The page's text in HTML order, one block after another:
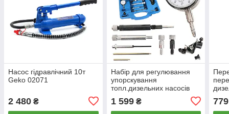
Насос гідравлічний 10т
Geko 02071
2 480 ₴
Набір для регулювання
упорскування
топл.дизельних насосів
1 599₴ 779